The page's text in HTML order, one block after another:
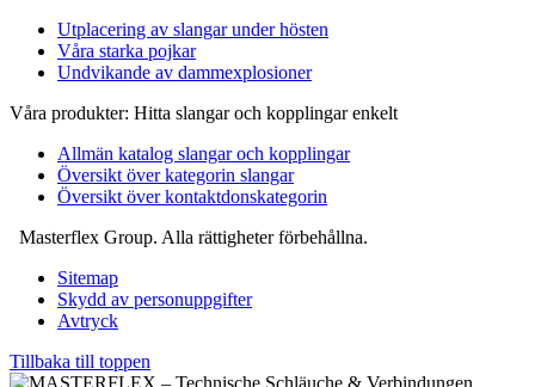
Utplacering av slangar under hösten
Våra starka pojkar
Undvikande av dammexplosioner
Våra produkter: Hitta slangar och kopplingar enkelt
Allmän katalog slangar och kopplingar
Översikt över kategorin slangar
Översikt över kontaktdonskategorin
Masterflex Group. Alla rättigheter förbehållna.
Sitemap
Skydd av personuppgifter
Avtryck
Tillbaka till toppen